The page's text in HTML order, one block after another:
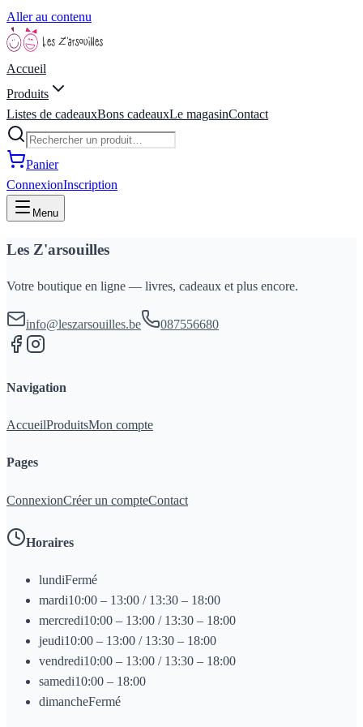
Aller au contenu
Accueil
Produits
Listes de cadeauxBons cadeauxLe magasinContact
Panier
ConnexionInscription
Menu
Les Z'arsouilles
Votre boutique en ligne — livres, cadeaux et plus encore.
info@leszarsouilles.be 087556680
Navigation
AccueilProduitsMon compte
Pages
ConnexionCréer un compteContact
Horaires
lundiFermé
mardi10:00 – 13:00 / 13:30 – 18:00
mercredi10:00 – 13:00 / 13:30 – 18:00
jeudi10:00 – 13:00 / 13:30 – 18:00
vendredi10:00 – 13:00 / 13:30 – 18:00
samedi10:00 – 18:00
dimancheFermé